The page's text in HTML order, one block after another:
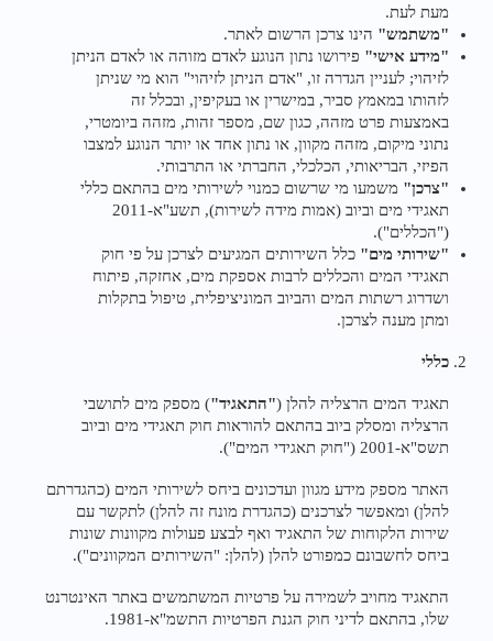
מעת לעת.
"משתמש" הינו צרכן הרשום לאתר.
"מידע אישי" פירושו נתון הנוגע לאדם מזוהה או לאדם הניתן
לזיהוי; לעניין הגדרה זו, "אדם הניתן לזיהוי" הוא מי שניתן
לזהותו במאמץ סביר, במישרין או בעקיפין, ובכלל זה
באמצעות פרט מזהה, כגון שם, מספר זהות, מזהה ביומטרי,
נתוני מיקום, מזהה מקוון, או נתון אחד או יותר הנוגע למצבו
הפיזי, הבריאותי, הכלכלי, החברתי או התרבותי.
"צרכן" משמעו מי שרשום כמנוי לשירותי מים בהתאם כללי
תאגידי מים וביוב (אמות מידה לשירות), תשע"א-2011
("הכללים").
"שירותי מים" כלל השירותים המגיעים לצרכן על פי חוק
תאגידי המים והכללים לרבות אספקת מים, אחזקה, פיתוח
ושדרוג רשתות המים והביוב המוניציפלית, טיפול בתקלות
ומתן מענה לצרכן.
כללי
תאגיד המים הרצליה להלן ("התאגיד") מספק מים לתושבי
הרצליה ומסלק ביוב בהתאם להוראות חוק תאגידי מים וביוב
תשס"א-2001 ("חוק תאגידי המים").
האתר מספק מידע מגוון ועדכונים ביחס לשירותי המים (כהגדרתם
להלן) ומאפשר לצרכנים (כהגדרת מונח זה להלן) לתקשר עם
שירות הלקוחות של התאגיד ואף לבצע פעולות מקוונות שונות
ביחס לחשבונם כמפורט להלן (להלן: "השירותים המקוונים").
התאגיד מחויב לשמירה על פרטיות המשתמשים באתר האינטרנט
שלו, בהתאם לדיני חוק הגנת הפרטיות התשמ"א-1981.